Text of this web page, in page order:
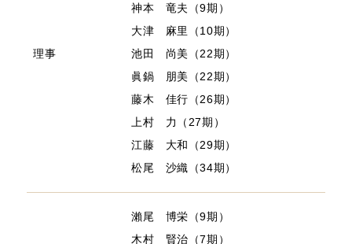
理事
神本 竜夫（9期）
大津 麻里（10期）
池田 尚美（22期）
眞鍋 朋美（22期）
藤木 佳行（26期）
上村 力（27期）
江藤 大和（29期）
松尾 沙織（34期）
瀨尾 博栄（9期）
木村 賢治（7期）